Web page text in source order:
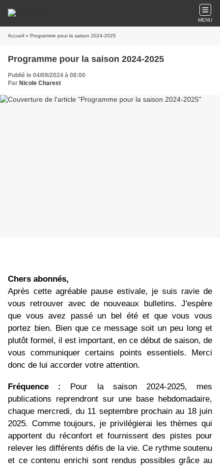
MENU
Accueil » Programme pour la saison 2024-2025
Programme pour la saison 2024-2025
Publié le 04/09/2024 à 08:00
Par Nicole Charest
Chers abonnés,
Après cette agréable pause estivale, je suis ravie de
vous retrouver avec de nouveaux bulletins. J'espère
que vous avez passé un bel été et que vous vous
portez bien. Bien que ce message soit un peu long et
plutôt formel, il est important, en ce début de saison, de
vous communiquer certains points essentiels. Merci
donc de lui accorder votre attention.
Fréquence :
Pour la saison 2024-2025, mes
publications reprendront sur une base hebdomadaire,
chaque mercredi, du 11 septembre prochain au 18 juin
2025. Comme toujours, je privilégierai les thèmes qui
apportent du réconfort et fournissent des pistes pour
relever les différents défis de la vie. Ce rythme soutenu
et ce contenu enrichi sont rendus possibles grâce au